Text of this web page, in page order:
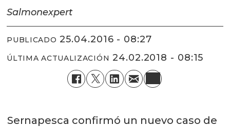
Salmonexpert
PUBLICADO 25.04.2016 - 08:27
ÚLTIMA ACTUALIZACIÓN 24.02.2018 - 08:15
Sernapesca confirmó un nuevo caso de